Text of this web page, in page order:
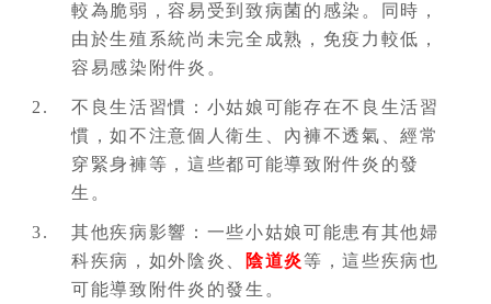
較為脆弱，容易受到致病菌的感染。同時，
由於生殖系統尚未完全成熟，免疫力較低，
容易感染附件炎。
不良生活習慣：小姑娘可能存在不良生活習
慣，如不注意個人衛生、內褲不透氣、經常
穿緊身褲等，這些都可能導致附件炎的發
生。
其他疾病影響：一些小姑娘可能患有其他婦
科疾病，如外陰炎、
陰道炎等，這些疾病也
可能導致附件炎的發生。